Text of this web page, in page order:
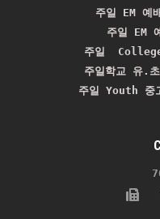
주일 EM 예
주일 EM
주일
주일학교 유.
주일 Youth 중